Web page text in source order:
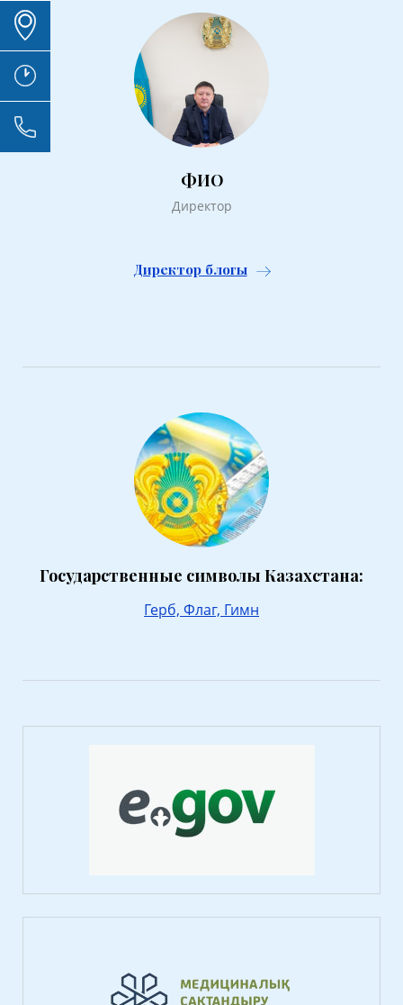
ФИО
Директор
Директор блогы
Государственные символы Казахстана:
Герб, Флаг, Гимн